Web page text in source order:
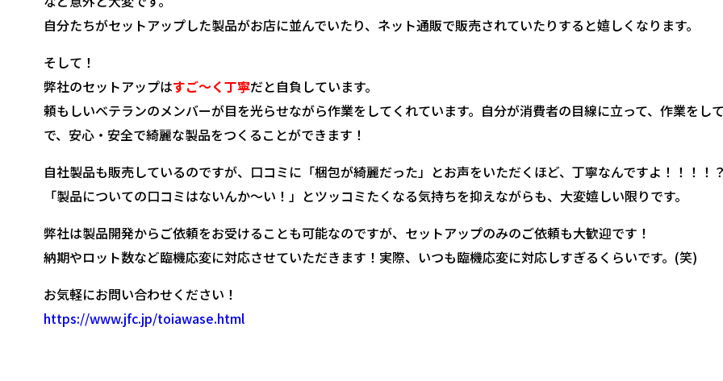
自分たちがセットアップした製品がお店に並んでいたり、ネット通販で販売されていたりすると嬉しくなります。
そして！
弊社のセットアップはすご～く丁寧だと自負しています。
頼もしいベテランのメンバーが目を光らせながら作業をしてくれています。自分が消費者の目線に立って、作業をし
で、安心・安全で綺麗な製品をつくることができます！
自社製品も販売しているのですが、口コミに「梱包が綺麗だった」とお声をいただくほど、丁寧なんですよ！！！！？
「製品についての口コミはないんか～い！」とツッコミたくなる気持ちを抑えながらも、大変嬉しい限りです。
弊社は製品開発からご依頼をお受けることも可能なのですが、セットアップのみのご依頼も大歓迎です！
納期やロット数など臨機応変に対応させていただきます！実際、いつも臨機応変に対応しすぎるくらいです。(笑)
お気軽にお問い合わせください！
https://www.jfc.jp/toiawase.html